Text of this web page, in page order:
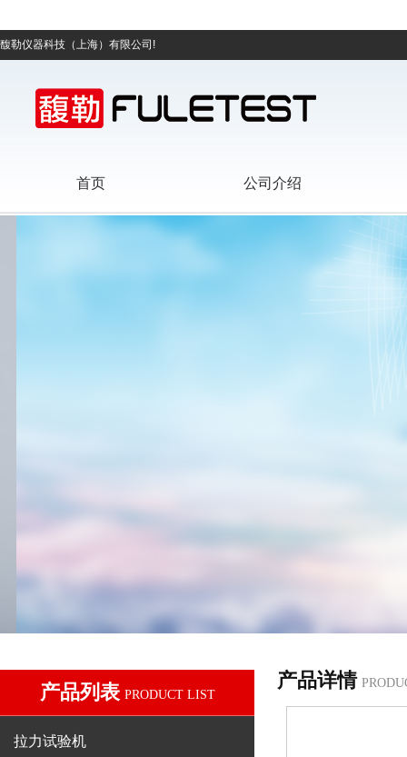
馥勒仪器科技（上海）有限公司!
首页 公司介绍
产品列表 PRODUCT LIST
拉力试验机
产品详情